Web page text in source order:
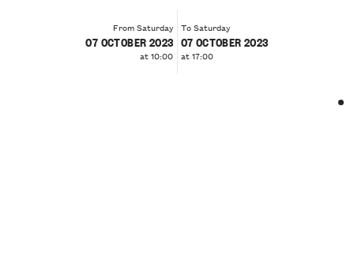
From Saturday
07 OCTOBER 2023
at 10:00
To Saturday
07 OCTOBER 2023
at 17:00